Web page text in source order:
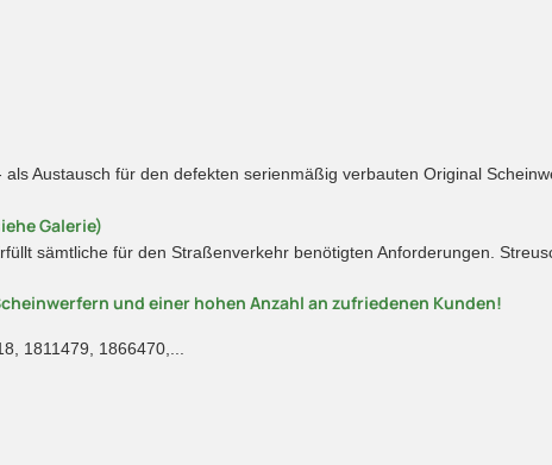
Austausch für den defekten serienmäßig verbauten Original
Galerie)
sämtliche für den Straßenverkehr benötigten Anforderungen.
und einer hohen Anzahl an zufriedenen Kunden!
1811479, 1866470,...